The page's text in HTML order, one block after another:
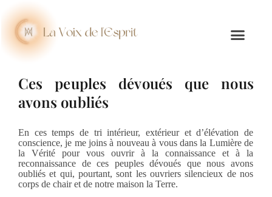
Ces peuples dévoués que nous
avons oubliés
En ces temps de tri intérieur, extérieur et d’élévation de
conscience, je me joins à nouveau à vous dans la Lumière de
la Vérité pour vous ouvrir à la connaissance et à la
reconnaissance de ces peuples dévoués que nous avons
oubliés et qui, pourtant, sont les ouvriers silencieux de nos
corps de chair et de notre maison la Terre.